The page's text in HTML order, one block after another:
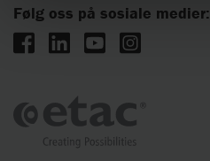
Følg oss på sosiale medier: